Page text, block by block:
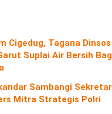
Cigedug, Tagana Dinsos
Suplai Air Bersih
Sambangi
Mitra Strategis Polri